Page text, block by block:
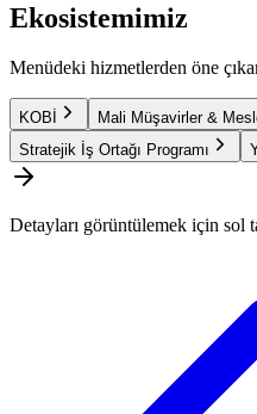
Ekosistemimiz
Menüdeki hizmetlerden öne
KOBİ
Mali Müşavirler &
Stratejik İş Ortağı Programı
Detayları görüntülemek için sol